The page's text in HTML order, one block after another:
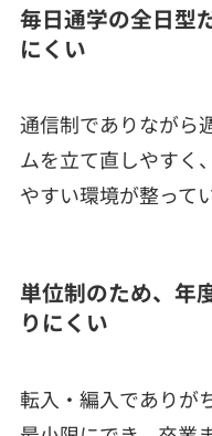
毎日通学の全日型
にくい
通信制でありながら
ムを立て直しやすく
やすい環境が整って
単位制のため、年
りにくい
転入・編入でありが